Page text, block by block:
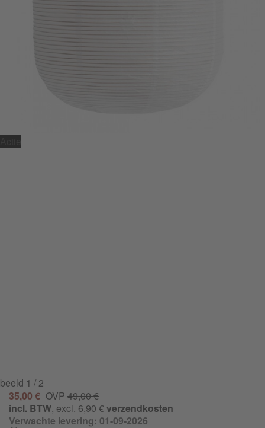
beeld 1 / 2
35,00 € OVP 49,00 €
incl. BTW, excl. 6,90 €verzendkosten
Verwachte levering: 01-09-2026